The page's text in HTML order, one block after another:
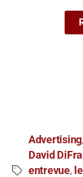
Advertising,
David
entrevue,